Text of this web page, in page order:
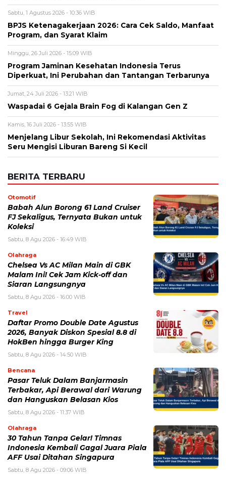
Alamat email tidak akan dipublikasikan. Kolom wajib ditandai *.
Komentar*
Nama*
Email *
Simpan nama, email, dan situs web saya pada peramban ini
BERITA TERKAIT
Selasa, 4 Agustus 2026 - 11:12 WIB
eDabu BPJS Kesehatan Terbaru, Cara Login, Fungsi,
dan Panduan Layanan Badan Usaha
Sabtu, 1 Agustus 2026 - 10:36 WIB
BPJS Ketenagakerjaan 2026: Cara Cek Saldo, Manfaat
Program, dan Syarat Klaim
Minggu, 26 Juli 2026 - 15:09 WIB
Program Jaminan Kesehatan Indonesia Terus
Diperkuat, Ini Perubahan dan Tantangan Terbarunya
Jumat, 24 Juli 2026 - 13:21 WIB
Waspadai 6 Gejala Brain Fog di Kalangan Gen Z